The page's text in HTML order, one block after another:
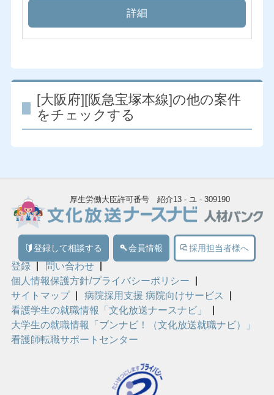
詳細
[大阪府][阪急宝塚本線]の他の案件
をチェックする
厚生労働大臣許可番号 紹介13 - ユ - 309190
登録して相談する 会員情報 採用担当者様へ
登録
問い合わせ
個人情報保護方針/プライバシーポリシー
サイトマップ
病院採用支援 病院向けサービス
看護学生の就職情報「文化放送ナースナビ」
大学生の就職情報「ブンナビ！（文化放送就職ナビ）」
看護師転職サポートセンター